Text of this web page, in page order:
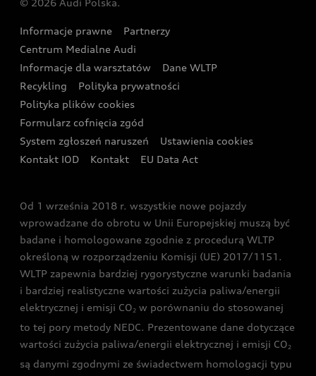
Wyszukaj najbliższego Partnera Audi
Oferta dla przedsiębiorców
Oferta dla klientów prywatnych
Kalkulator rat
Ubezpieczenie
Audi exclusive
Zasięg
Gwarancja
Akcje serwisowe Audi
Katalog online akcesoriów
Audi i Muzeum Sztuki Nowoczesnej w Warszawie
Audi driving experience
Audi quattro Cup
Audi i Puchar Świata w Skokach Narciarskich w
Zakopanem
© 2026 Audi Polska.
Informacje prawne
Partnerzy
Centrum Medialne Audi
Informacje dla warsztatów
Dane WLTP
Recykling
Polityka prywatności
Polityka plików cookies
Formularz cofnięcia zgód
System zgłoszeń naruszeń
Ustawienia cookies
Kontakt IOD
Kontakt EU Data Act
Od 1 września 2018 r. wszystkie nowe pojazdy
wprowadzane do obrotu w Unii Europejskiej muszą być
badane i homologowane zgodnie z procedurą WLTP
określoną w rozporządzeniu Komisji (UE) 2017/1151.
WLTP zapewnia bardziej rygorystyczne warunki badania
i bardziej realistyczne wartości zużycia paliwa/energii
elektrycznej i emisji CO2 w porównaniu do stosowanej
to tej pory metody NEDC. Prezentowane dane dotyczące
wartości zużycia paliwa/energii elektrycznej i emisji CO2
są danymi zgodnymi ze świadectwem homologacji typu